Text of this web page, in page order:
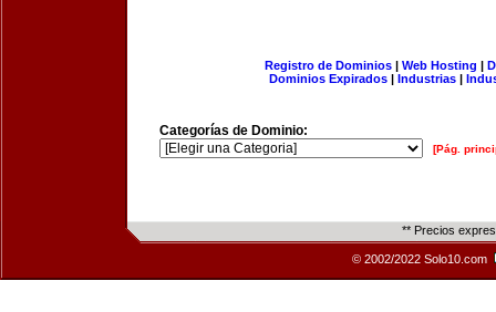
Registro de Dominios| Web Hosting |
Dominios Expirados | Industrias |
Categorías de Dominio:
[Pág.
** Precios
© 2002/2022 Solo10.com